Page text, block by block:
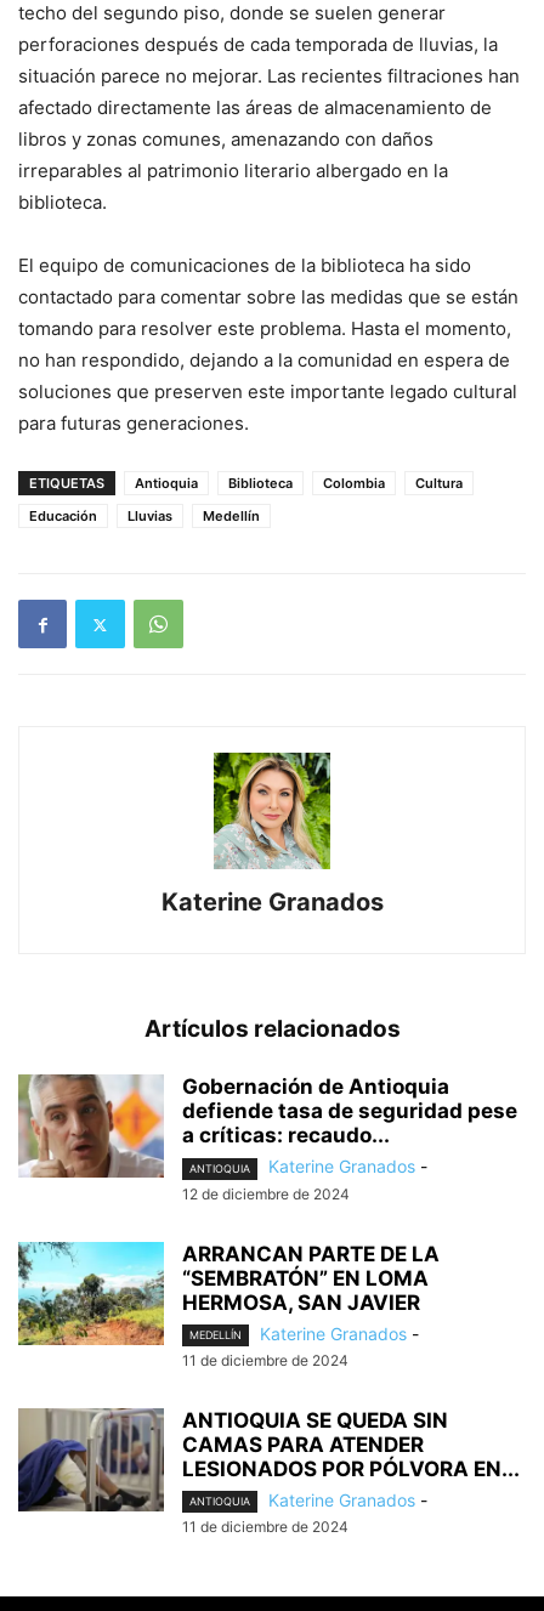
techo del segundo piso, donde se suelen generar
perforaciones después de cada temporada de lluvias, la
situación parece no mejorar. Las recientes filtraciones han
afectado directamente las áreas de almacenamiento de
libros y zonas comunes, amenazando con daños
irreparables al patrimonio literario albergado en la
biblioteca.
El equipo de comunicaciones de la biblioteca ha sido
contactado para comentar sobre las medidas que se están
tomando para resolver este problema. Hasta el momento,
no han respondido, dejando a la comunidad en espera de
soluciones que preserven este importante legado cultural
para futuras generaciones.
ETIQUETAS Antioquia Biblioteca Colombia
Cultura
Educación
Lluvias Medellín
Katerine Granados
Artículos relacionados
Gobernación de Antioquia
defiende tasa de seguridad pese
a críticas: recaudo...
ANTIOQUIA Katerine Granados -
12 de diciembre de 2024
ARRANCAN PARTE DE LA
“SEMBRATÓN” EN LOMA
HERMOSA, SAN JAVIER
MEDELLÍN Katerine Granados -
11 de diciembre de 2024
ANTIOQUIA SE QUEDA SIN
CAMAS PARA ATENDER
LESIONADOS POR PÓLVORA EN...
ANTIOQUIA Katerine Granados -
11 de diciembre de 2024